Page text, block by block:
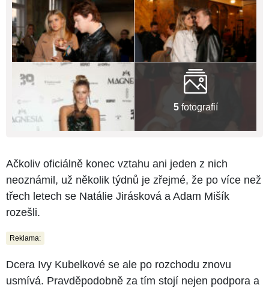
5fotografií
Ačkoliv oficiálně konec vztahu ani jeden z nich
neoznámil, už několik týdnů je zřejmé, že po více než
třech letech se Natálie Jirásková a Adam Mišík
rozešli.
Reklama:
Dcera Ivy Kubelkové se ale po rozchodu znovu
usmívá. Pravděpodobně za tím stojí nejen podpora a